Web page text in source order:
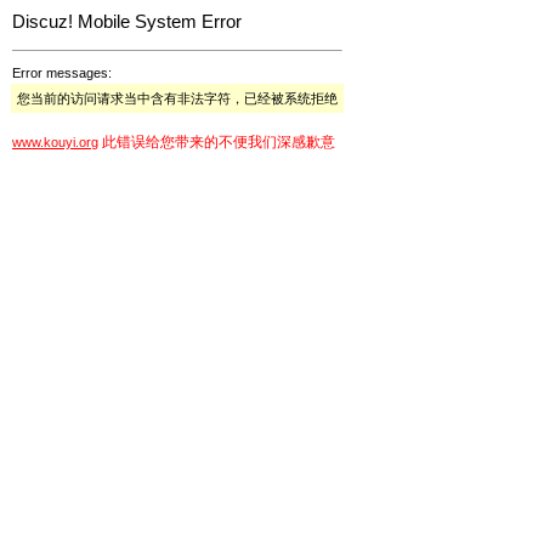
Discuz! Mobile System Error
Error messages:
您当前的访问请求当中含有非法字符，已经被系统拒绝
www.kouyi.org 此错误给您带来的不便我们深感歉意